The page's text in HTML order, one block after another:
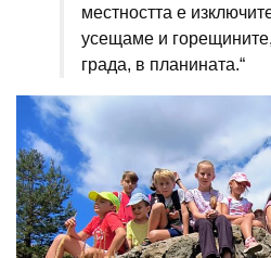
местността е
усещаме и
града, в планината.“